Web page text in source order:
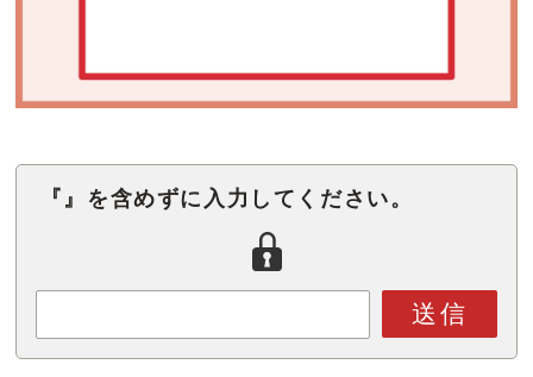
『』を含めずに入力してください。
送信